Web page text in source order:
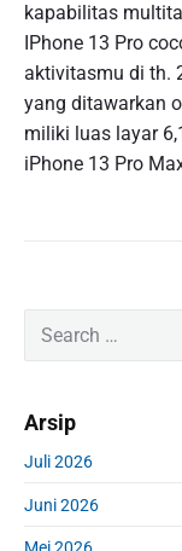
kapabilitas
IPhone 13 Pro
aktivitasmu di th.
yang ditawarkan
miliki luas layar
iPhone 13 Pro
a
y
S
c
h
o
Arsip
Juli 2026
Juni 2026